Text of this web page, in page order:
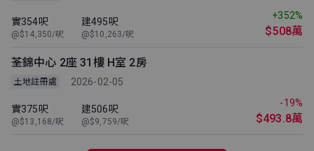
實354呎
@$14,350/呎
建495呎
@$10,263/呎
+352%
$508萬
荃錦中心 2座 31樓 H室 2房
土地註冊處 2026-02-05
實375呎
@$13,168/呎
建506呎
@$9,759/呎
-19%
$493.8萬